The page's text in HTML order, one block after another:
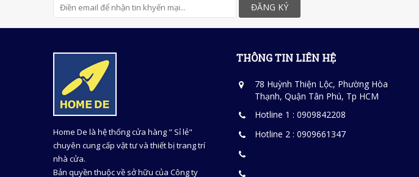
ĐĂNG KÝ
Home De là hệ thống cửa hàng " Sỉ lẻ"
chuyên cung cấp vật tư và thiết bị trang trí
nhà cửa.
Bản quyền thuộc về sở hữu của Công ty
THÔNG TIN LIÊN HỆ
78 Huỳnh Thiện Lộc, Phường Hòa
Thạnh, Quận Tân Phú, Tp HCM
Hotline 1 : 0909842208
Hotline 2 : 0909661347